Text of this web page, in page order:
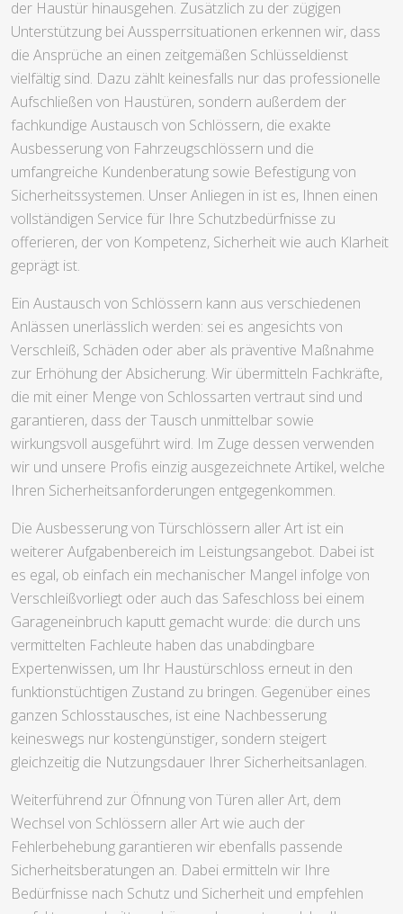
der Haustür hinausgehen. Zusätzlich zu der zügigen
Unterstützung bei Aussperrsituationen erkennen wir, dass
die Ansprüche an einen zeitgemäßen Schlüsseldienst
vielfältig sind. Dazu zählt keinesfalls nur das professionelle
Aufschließen von Haustüren, sondern außerdem der
fachkundige Austausch von Schlössern, die exakte
Ausbesserung von Fahrzeugschlössern und die
umfangreiche Kundenberatung sowie Befestigung von
Sicherheitssystemen. Unser Anliegen in ist es, Ihnen einen
vollständigen Service für Ihre Schutzbedürfnisse zu
offerieren, der von Kompetenz, Sicherheit wie auch Klarheit
geprägt ist.
Ein Austausch von Schlössern kann aus verschiedenen
Anlässen unerlässlich werden: sei es angesichts von
Verschleiß, Schäden oder aber als präventive Maßnahme
zur Erhöhung der Absicherung. Wir übermitteln Fachkräfte,
die mit einer Menge von Schlossarten vertraut sind und
garantieren, dass der Tausch unmittelbar sowie
wirkungsvoll ausgeführt wird. Im Zuge dessen verwenden
wir und unsere Profis einzig ausgezeichnete Artikel, welche
Ihren Sicherheitsanforderungen entgegenkommen.
Die Ausbesserung von Türschlössern aller Art ist ein
weiterer Aufgabenbereich im Leistungsangebot. Dabei ist
es egal, ob einfach ein mechanischer Mangel infolge von
Verschleißvorliegt oder auch das Safeschloss bei einem
Garageneinbruch kaputt gemacht wurde: die durch uns
vermittelten Fachleute haben das unabdingbare
Expertenwissen, um Ihr Haustürschloss erneut in den
funktionstüchtigen Zustand zu bringen. Gegenüber eines
ganzen Schlosstausches, ist eine Nachbesserung
keineswegs nur kostengünstiger, sondern steigert
gleichzeitig die Nutzungsdauer Ihrer Sicherheitsanlagen.
Weiterführend zur Öfnnung von Türen aller Art, dem
Wechsel von Schlössern aller Art wie auch der
Fehlerbehebung garantieren wir ebenfalls passende
Sicherheitsberatungen an. Dabei ermitteln wir Ihre
Bedürfnisse nach Schutz und Sicherheit und empfehlen